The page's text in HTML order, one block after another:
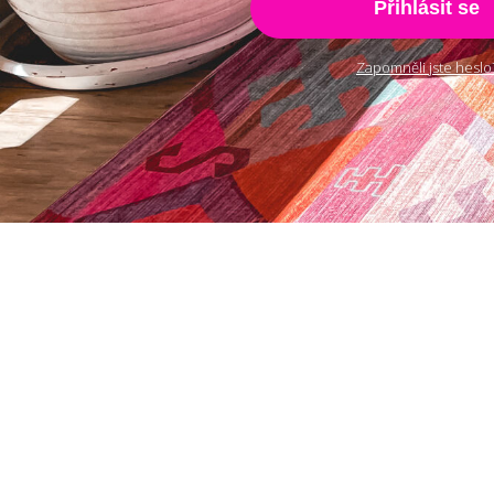
Přihlásit se
Zapomněli jste